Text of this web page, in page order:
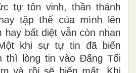
tự tôn vinh, thần thánh
tập thể của mình lên
hay bất diệt vẫn còn nhan
khi sự tự tin đã biến
thì lòng tin vào Đấng Tối
và rồi sẽ biến mất. Khi